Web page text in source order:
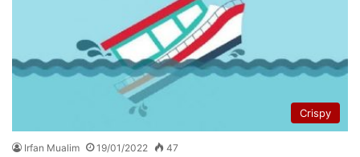
Crispy
Irfan Mualim 19/01/2022 47